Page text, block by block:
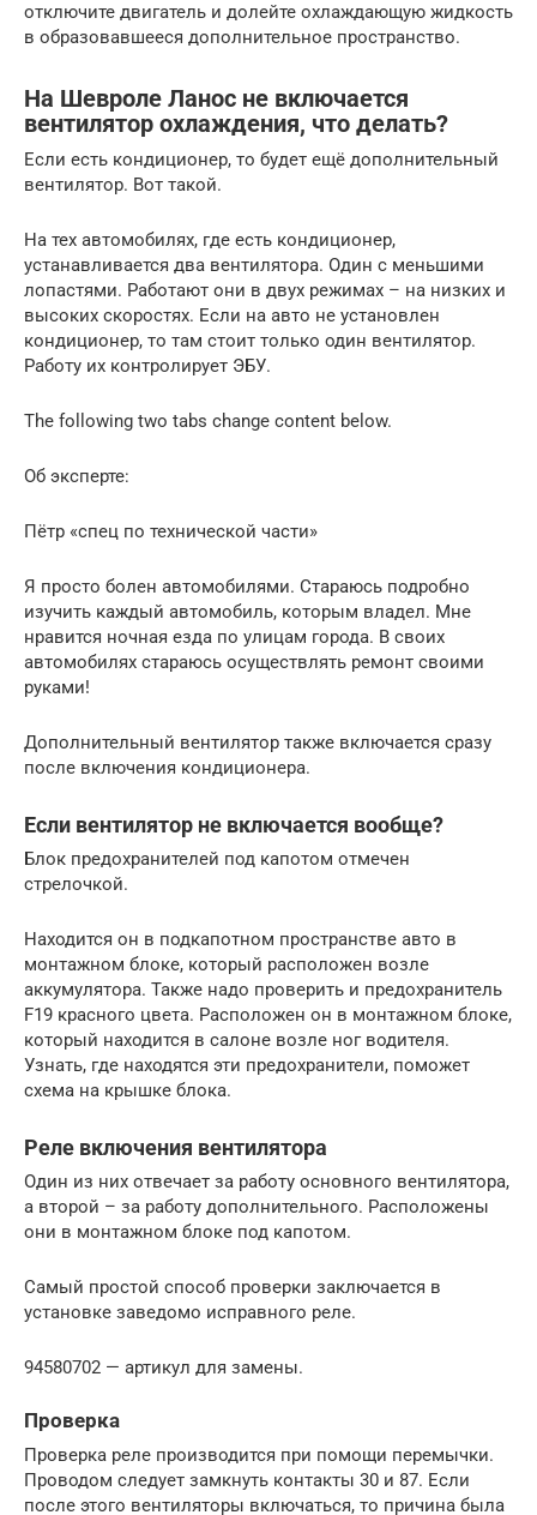
отключите двигатель и долейте охлаждающую жидкость
в образовавшееся дополнительное пространство.
На Шевроле Ланос не включается
вентилятор охлаждения, что делать?
Если есть кондиционер, то будет ещё дополнительный
вентилятор. Вот такой.
На тех автомобилях, где есть кондиционер,
устанавливается два вентилятора. Один с меньшими
лопастями. Работают они в двух режимах – на низких и
высоких скоростях. Если на авто не установлен
кондиционер, то там стоит только один вентилятор.
Работу их контролирует ЭБУ.
The following two tabs change content below.
Об эксперте:
Пётр «спец по технической части»
Я просто болен автомобилями. Стараюсь подробно
изучить каждый автомобиль, которым владел. Мне
нравится ночная езда по улицам города. В своих
автомобилях стараюсь осуществлять ремонт своими
руками!
Дополнительный вентилятор также включается сразу
после включения кондиционера.
Если вентилятор не включается вообще?
Блок предохранителей под капотом отмечен
стрелочкой.
Находится он в подкапотном пространстве авто в
монтажном блоке, который расположен возле
аккумулятора. Также надо проверить и предохранитель
F19 красного цвета. Расположен он в монтажном блоке,
который находится в салоне возле ног водителя.
Узнать, где находятся эти предохранители, поможет
схема на крышке блока.
Реле включения вентилятора
Один из них отвечает за работу основного вентилятора,
а второй – за работу дополнительного. Расположены
они в монтажном блоке под капотом.
Самый простой способ проверки заключается в
установке заведомо исправного реле.
94580702 — артикул для замены.
Проверка
Проверка реле производится при помощи перемычки.
Проводом следует замкнуть контакты 30 и 87. Если
после этого вентиляторы включаться, то причина была